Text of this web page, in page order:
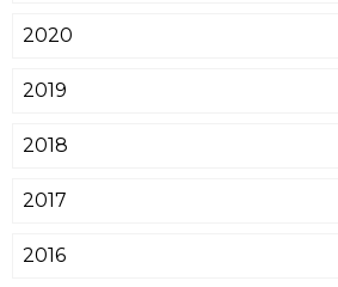
2020
2019
2018
2017
2016